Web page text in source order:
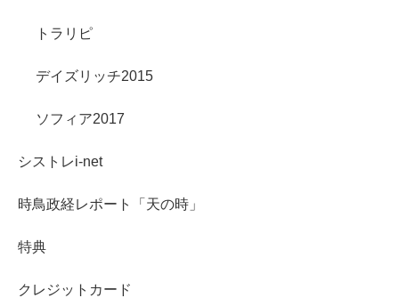
トラリピ
デイズリッチ2015
ソフィア2017
シストレi-net
時鳥政経レポート「天の時」
特典
クレジットカード